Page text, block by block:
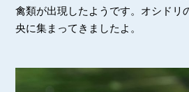
禽類が出現したようです。オシドリ
央に集まってきましたよ。